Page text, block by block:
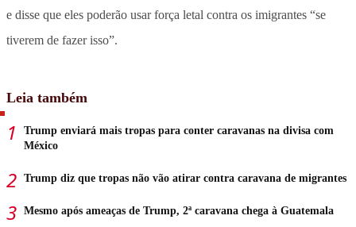
e disse que eles poderão usar força letal contra os imigrantes “se
tiverem de fazer isso”.
Leia também
Trump enviará mais tropas para conter caravanas na divisa com
México
Trump diz que tropas não vão atirar contra caravana de migrantes
Mesmo após ameaças de Trump, 2ª caravana chega à Guatemala